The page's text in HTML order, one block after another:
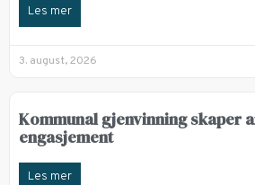
Les mer
3. august, 2026
Kommunal gjenvinning skaper
engasjement
Les mer